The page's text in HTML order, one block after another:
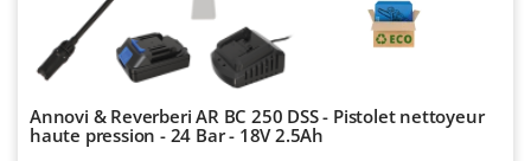
Wortex
Worx
Y Yard Force
Annovi & Reverberi AR BC 250 DSS - Pistolet nettoyeur
haute pression - 24 Bar - 18V 2.5Ah